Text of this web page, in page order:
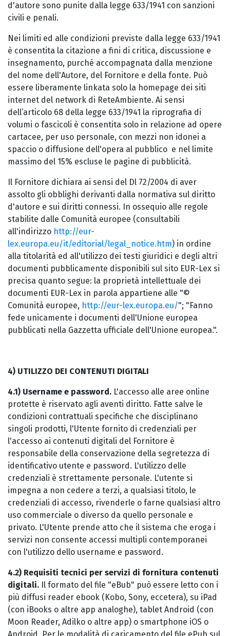
d'autore sono punite dalla legge 633/1941 con sanzioni
civili e penali.
Nei limiti ed alle condizioni previste dalla legge 633/1941
è consentita la citazione a fini di critica, discussione e
insegnamento, purché accompagnata dalla menzione
del nome dell'Autore, del Fornitore e della fonte. Può
essere liberamente linkata solo la homepage dei siti
internet del network di ReteAmbiente. Ai sensi
dell’articolo 68 della legge 633/1941 la riprografia di
volumi o fascicoli è consentita solo in relazione ad opere
cartacee, per uso personale, con mezzi non idonei a
spaccio o diffusione dell'opera al pubblico e nel limite
massimo del 15% escluse le pagine di pubblicità.
Il Fornitore dichiara ai sensi del Dl 72/2004 di aver
assolto gli obblighi derivanti dalla normativa sul diritto
d'autore e sui diritti connessi. In ossequio alle regole
stabilite dalle Comunità europee (consultabili
all'indirizzo http://eur-
lex.europa.eu/it/editorial/legal_notice.htm) in ordine
alla titolarità ed all'utilizzo dei testi giuridici e degli altri
documenti pubblicamente disponibili sul sito EUR-Lex si
precisa quanto segue: la proprietà intellettuale dei
documenti EUR-Lex in parola appartiene alle "©
Comunità europee, http://eur-lex.europa.eu/"; "Fanno
fede unicamente i documenti dell'Unione europea
pubblicati nella Gazzetta ufficiale dell'Unione europea.".
4) UTILIZZO DEI CONTENUTI DIGITALI
4.1) Username e password. L'accesso alle aree online
protette è riservato agli aventi diritto. Fatte salve le
condizioni contrattuali specifiche che disciplinano
singoli prodotti, l'Utente fornito di credenziali per
l'accesso ai contenuti digitali del Fornitore è
responsabile della conservazione della segretezza di
identificativo utente e password. L'utilizzo delle
credenziali è strettamente personale. L'utente si
impegna a non cedere a terzi, a qualsiasi titolo, le
credenziali di accesso, rivenderle o farne qualsiasi altro
uso commerciale o diverso da quello personale e
privato. L'Utente prende atto che il sistema che eroga i
servizi non consente accessi multipli contemporanei
con l'utilizzo dello username e password.
4.2) Requisiti tecnici per servizi di fornitura contenuti
digitali. Il formato del file "eBub" può essere letto con i
più diffusi reader ebook (Kobo, Sony, eccetera), su iPad
(con iBooks o altre app analoghe), tablet Android (con
Moon Reader, Adilko o altre app) o smartphone iOS o